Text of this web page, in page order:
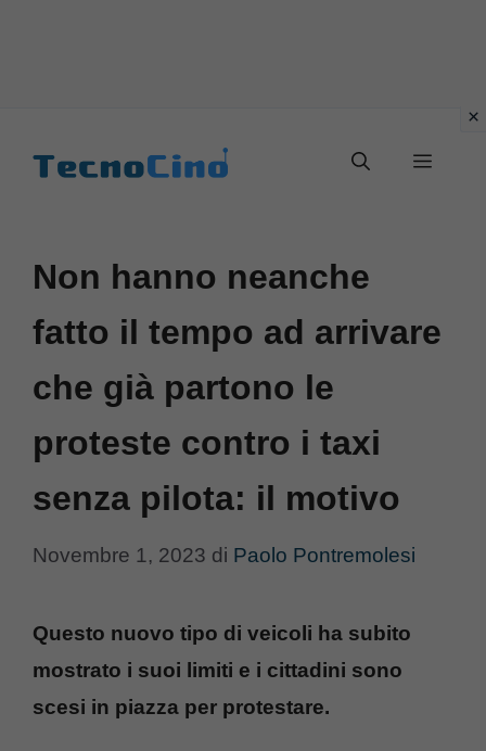
Menu
Non hanno neanche
fatto il tempo ad arrivare
che già partono le
proteste contro i taxi
senza pilota: il motivo
Novembre 1, 2023 di Paolo Pontremolesi
Questo nuovo tipo di veicoli ha subito
mostrato i suoi limiti e i cittadini sono
scesi in piazza per protestare.